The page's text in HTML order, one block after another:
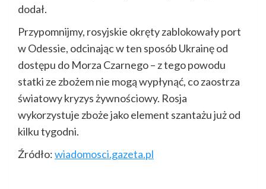
dodał.
Przypomnijmy, rosyjskie okręty zablokowały port
w Odessie, odcinając w ten sposób Ukrainę od
dostępu do Morza Czarnego – z tego powodu
statki ze zbożem nie mogą wypłynąć, co zaostrza
światowy kryzys żywnościowy. Rosja
wykorzystuje zboże jako element szantażu już od
kilku tygodni.
Źródło:wiadomosci.gazeta.pl